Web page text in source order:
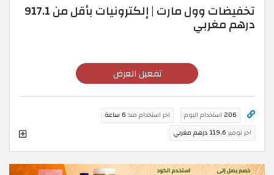
تخفيضات وول مارت | إلكترونيات بأقل من 917.1
درهم مغربي
تفعيل العرض
206 استخدام اليوم اخر استخدام منذ 6 ساعة
اخر توفير 119.6 درهم مغربي